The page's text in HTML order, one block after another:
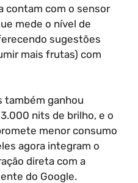
contam com o sensor
mede o nível de
sugestões
mais frutas) com
também ganhou
nits de brilho, e o
menor consumo
agora integram o
direta com a
do Google.